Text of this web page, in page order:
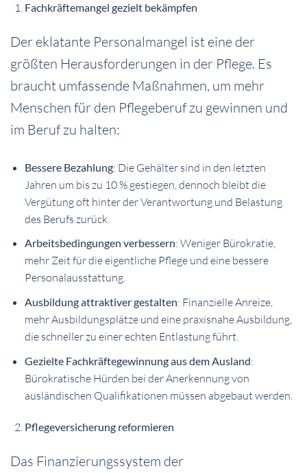
Fachkräftemangel gezielt bekämpfen
Der eklatante Personalmangel ist eine der
größten Herausforderungen in der Pflege. Es
braucht umfassende Maßnahmen, um mehr
Menschen für den Pflegeberuf zu gewinnen und
im Beruf zu halten:
Bessere Bezahlung: Die Gehälter sind in den letzten
Jahren um bis zu 10 % gestiegen, dennoch bleibt die
Vergütung oft hinter der Verantwortung und Belastung
des Berufs zurück.
Arbeitsbedingungen verbessern: Weniger Bürokratie,
mehr Zeit für die eigentliche Pflege und eine bessere
Personalausstattung.
Ausbildung attraktiver gestalten: Finanzielle Anreize,
mehr Ausbildungsplätze und eine praxisnahe Ausbildung,
die schneller zu einer echten Entlastung führt.
Gezielte Fachkräftegewinnung aus dem Ausland:
Bürokratische Hürden bei der Anerkennung von
ausländischen Qualifikationen müssen abgebaut werden.
Pflegeversicherung reformieren
Das Finanzierungssystem der